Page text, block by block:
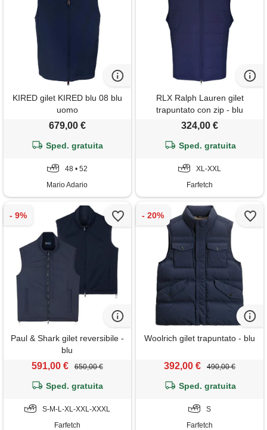
KIRED gilet KIRED blu 08 blu
uomo
679,00 €
Sped. gratuita
48 • 52
Mario Adario
RLX Ralph Lauren gilet
trapuntato con zip - blu
324,00 €
Sped. gratuita
XL-XXL
Farfetch
Paul & Shark gilet reversibile -
blu
591,00 € 650,00 €
Sped. gratuita
S-M-L-XL-XXL-XXXL
Farfetch
Woolrich gilet trapuntato - blu
392,00 € 490,00 €
Sped. gratuita
S
Farfetch